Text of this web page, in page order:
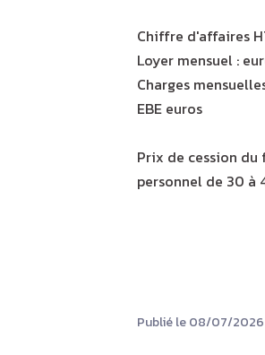
Chiffre d'affaires
Loyer mensuel :
Charges
EBE euros
Prix de cession du
personnel de 30 à
Publié le 08/07/2026